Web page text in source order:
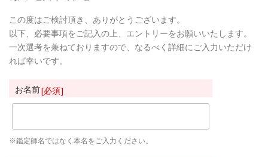
この度はご検討頂き、ありがとうございます。
以下、必要事項をご記入の上、エントリーをお願いいたします。
一次選考を兼ねておりますので、なるべく詳細にご入力いただけ
れば幸いです。
お名前[必須]
※鑑定師名ではなく本名をご入力ください。